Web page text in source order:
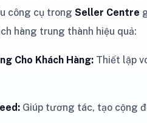
công cụ trong Seller Centre
hàng trung thành hiệu quả:
Cho Khách Hàng: Thiết lập
Giúp tương tác, tạo cộng